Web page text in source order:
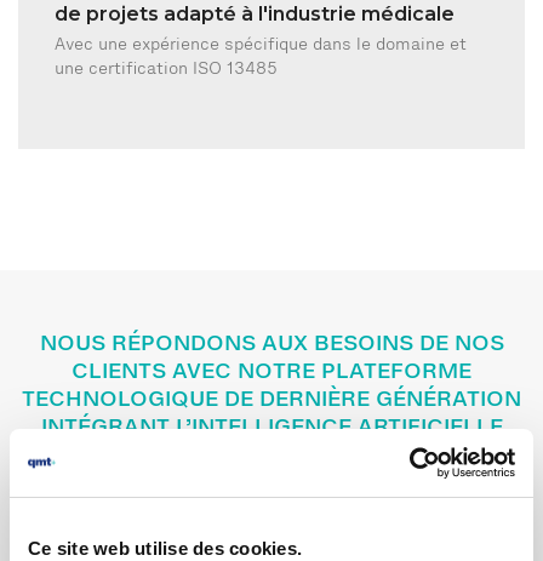
Ce site web utilise des cookies.
de projets adapté à l'industrie médicale
Avec une expérience spécifique dans le domaine et
une certification ISO 13485
NOUS RÉPONDONS AUX BESOINS DE NOS
CLIENTS AVEC NOTRE PLATEFORME
TECHNOLOGIQUE DE DERNIÈRE GÉNÉRATION
INTÉGRANT L’INTELLIGENCE ARTIFICIELLE
Solutions personnalisées pour le
test et le contrôle qualité